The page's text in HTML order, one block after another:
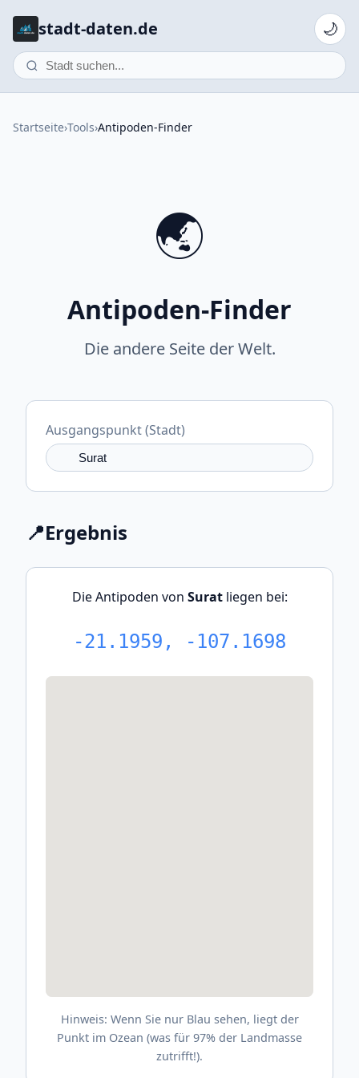
stadt-daten.de 🌙
Startseite›Tools›Antipoden-Finder
🌏
Antipoden-Finder
Die andere Seite der Welt.
Ausgangspunkt (Stadt)
📍Ergebnis
Die Antipoden von Surat liegen bei:
-21.1959, -107.1698
Hinweis: Wenn Sie nur Blau sehen, liegt der
Punkt im Ozean (was für 97% der Landmasse
zutrifft!).